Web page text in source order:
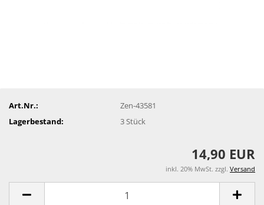
Art.Nr.:
Zen-43581
Lagerbestand:
3 Stück
14,90 EUR
inkl. 20% MwSt. zzgl. Versand